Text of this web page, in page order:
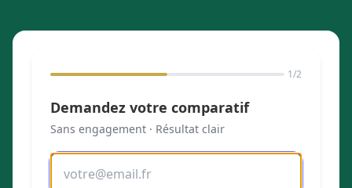
1/2
Demandez votre comparatif
Sans engagement · Résultat clair